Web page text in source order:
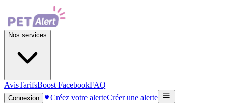
Nos services
AvisTarifsBoost FacebookFAQ
Connexion Créez votre alerteCréer une alerte